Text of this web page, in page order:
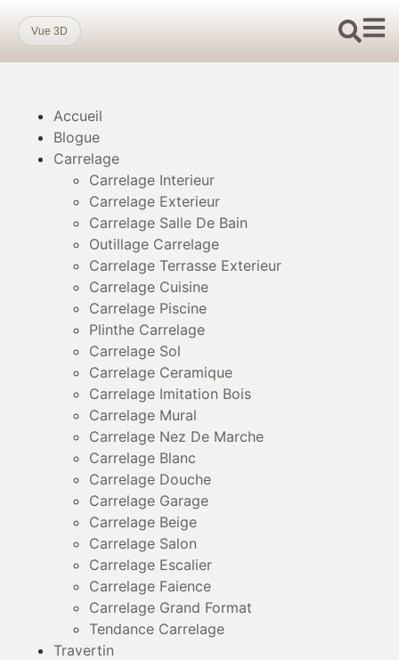
Vue 3D
Accueil
Blogue
Carrelage
Carrelage Interieur
Carrelage Exterieur
Carrelage Salle De Bain
Outillage Carrelage
Carrelage Terrasse Exterieur
Carrelage Cuisine
Carrelage Piscine
Plinthe Carrelage
Carrelage Sol
Carrelage Ceramique
Carrelage Imitation Bois
Carrelage Mural
Carrelage Nez De Marche
Carrelage Blanc
Carrelage Douche
Carrelage Garage
Carrelage Beige
Carrelage Salon
Carrelage Escalier
Carrelage Faience
Carrelage Grand Format
Tendance Carrelage
Travertin